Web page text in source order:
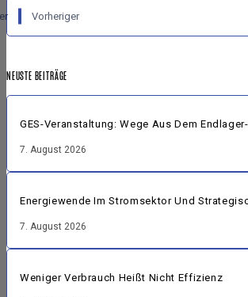
Vorheriger
NEUSTE BEITRÄGE
GES-Veranstaltung: Wege Aus Dem
7. August 2026
Energiewende Im Stromsektor Und
7. August 2026
Weniger Verbrauch Heißt Nicht Effizienz